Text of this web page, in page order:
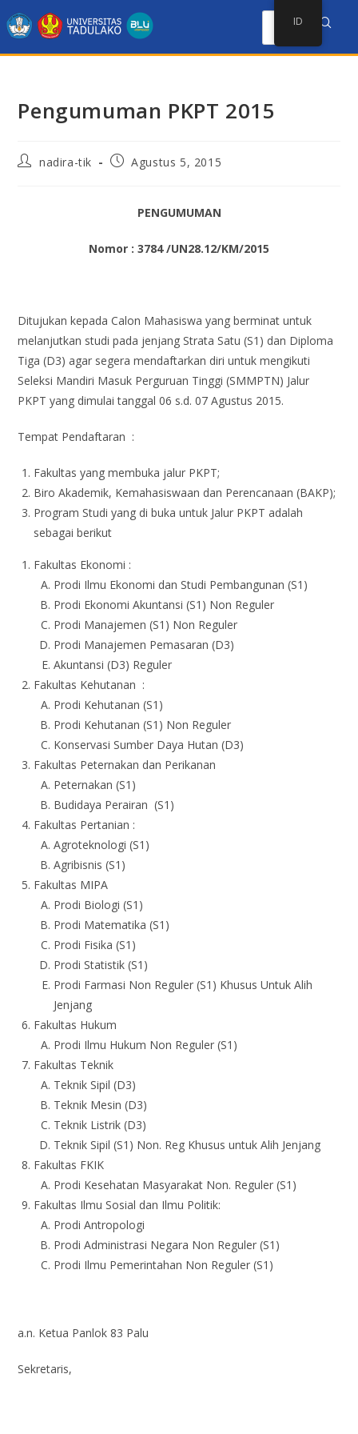
Pengumuman PKPT 2015
nadira-tik Agustus 5, 2015
PENGUMUMAN
Nomor : 3784 /UN28.12/KM/2015
Ditujukan kepada Calon Mahasiswa yang berminat untuk
melanjutkan studi pada jenjang Strata Satu (S1) dan Diploma
Tiga (D3) agar segera mendaftarkan diri untuk mengikuti
Seleksi Mandiri Masuk Perguruan Tinggi (SMMPTN) Jalur
PKPT yang dimulai tanggal 06 s.d. 07 Agustus 2015.
Tempat Pendaftaran :
Fakultas yang membuka jalur PKPT;
Biro Akademik, Kemahasiswaan dan Perencanaan (BAKP);
Program Studi yang di buka untuk Jalur PKPT adalah
sebagai berikut
Fakultas Ekonomi :
Prodi Ilmu Ekonomi dan Studi Pembangunan (S1)
Prodi Ekonomi Akuntansi (S1) Non Reguler
Prodi Manajemen (S1) Non Reguler
Prodi Manajemen Pemasaran (D3)
Akuntansi (D3) Reguler
Fakultas Kehutanan :
Prodi Kehutanan (S1)
Prodi Kehutanan (S1) Non Reguler
Konservasi Sumber Daya Hutan (D3)
Fakultas Peternakan dan Perikanan
Peternakan (S1)
Budidaya Perairan (S1)
Fakultas Pertanian :
Agroteknologi (S1)
Agribisnis (S1)
Fakultas MIPA
Prodi Biologi (S1)
Prodi Matematika (S1)
Prodi Fisika (S1)
Prodi Statistik (S1)
Prodi Farmasi Non Reguler (S1) Khusus Untuk Alih
Jenjang
Fakultas Hukum
Prodi Ilmu Hukum Non Reguler (S1)
Fakultas Teknik
Teknik Sipil (D3)
Teknik Mesin (D3)
Teknik Listrik (D3)
Teknik Sipil (S1) Non. Reg Khusus untuk Alih Jenjang
Fakultas FKIK
Prodi Kesehatan Masyarakat Non. Reguler (S1)
Fakultas Ilmu Sosial dan Ilmu Politik:
Prodi Antropologi
Prodi Administrasi Negara Non Reguler (S1)
Prodi Ilmu Pemerintahan Non Reguler (S1)
a.n. Ketua Panlok 83 Palu
Sekretaris,
ID